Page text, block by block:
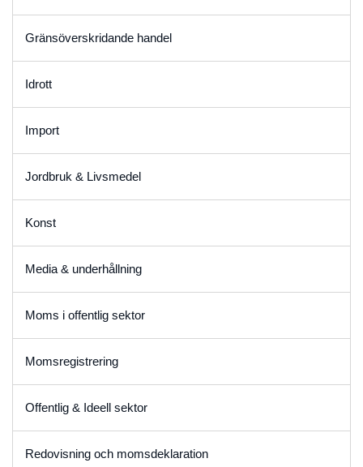
Gränsöverskridande handel
Idrott
Import
Jordbruk & Livsmedel
Konst
Media & underhållning
Moms i offentlig sektor
Momsregistrering
Offentlig & Ideell sektor
Redovisning och momsdeklaration